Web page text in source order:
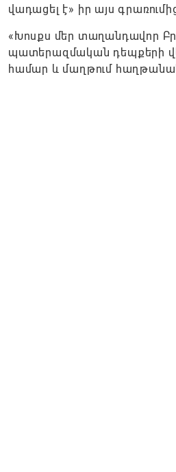
վադացել է» իր այս
«Խոսքս մեր տաղանդավոր
պատերազմական դեպքերի
համար և մաղթում